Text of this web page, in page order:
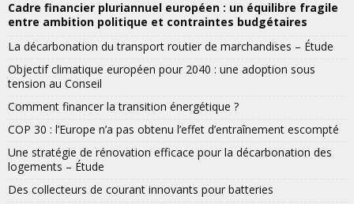
Cadre financier pluriannuel européen : un équilibre fragile
entre ambition politique et contraintes budgétaires
La décarbonation du transport routier de marchandises – Étude
Objectif climatique européen pour 2040 : une adoption sous
tension au Conseil
Comment financer la transition énergétique ?
COP 30 : l’Europe n’a pas obtenu l’effet d’entraînement escompté
Une stratégie de rénovation efficace pour la décarbonation des
logements – Étude
Des collecteurs de courant innovants pour batteries